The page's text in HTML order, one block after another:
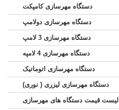
دستگاه مهرسازی کامپکت
دستگاه مهرسازی دولامپ
دستگاه مهرسازی 3 لامپ
دستگاه مهرسازی 4 لامپه
دستگاه مهرسازی اتوماتیک
دستگاه مهرسازی لیزری ( نوری)
لیست قیمت دستگاه های مهرسازی